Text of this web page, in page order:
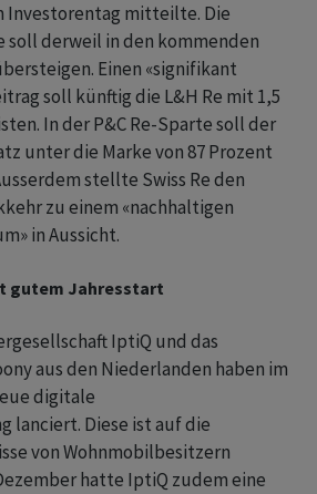
Investorentag mitteilte. Die
derweil in den kommenden
Einen «signifikant
soll künftig die L&H Re mit 1,5
In der P&C Re-Sparte soll der
unter die Marke von 87 Prozent
stellte Swiss Re den
zu einem «nachhaltigen
in Aussicht.
gutem Jahresstart
IptiQ und das
aus den Niederlanden haben im
digitale
lanciert. Diese ist auf die
von Wohnmobilbesitzern
hatte IptiQ zudem eine